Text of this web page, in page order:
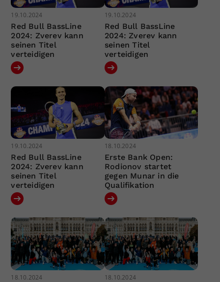
19.10.2024
Red Bull BassLine
2024: Zverev kann
seinen Titel
verteidigen
19.10.2024
Red Bull BassLine
2024: Zverev kann
seinen Titel
verteidigen
19.10.2024
Red Bull BassLine
2024: Zverev kann
seinen Titel
verteidigen
18.10.2024
Erste Bank Open:
Rodionov startet
gegen Munar in die
Qualifikation
18.10.2024 18.10.2024